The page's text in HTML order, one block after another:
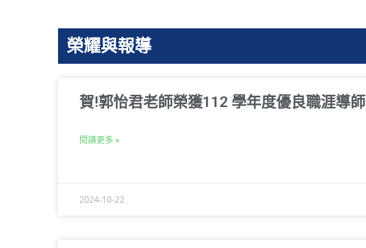
榮耀與報導
賀!郭怡君老師榮獲112 學年度優良職涯導師
閱讀更多 »
2024-10-22